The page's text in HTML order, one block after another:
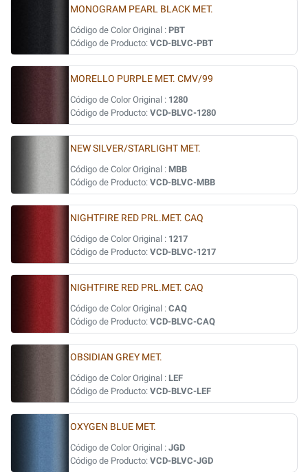
MONOGRAM PEARL BLACK MET.
Código de Color Original : PBT
Código de Producto: VCD-BLVC-PBT
MORELLO PURPLE MET. CMV/99
Código de Color Original : 1280
Código de Producto: VCD-BLVC-1280
NEW SILVER/STARLIGHT MET.
Código de Color Original : MBB
Código de Producto: VCD-BLVC-MBB
NIGHTFIRE RED PRL.MET. CAQ
Código de Color Original : 1217
Código de Producto: VCD-BLVC-1217
NIGHTFIRE RED PRL.MET. CAQ
Código de Color Original : CAQ
Código de Producto: VCD-BLVC-CAQ
OBSIDIAN GREY MET.
Código de Color Original : LEF
Código de Producto: VCD-BLVC-LEF
OXYGEN BLUE MET.
Código de Color Original : JGD
Código de Producto: VCD-BLVC-JGD